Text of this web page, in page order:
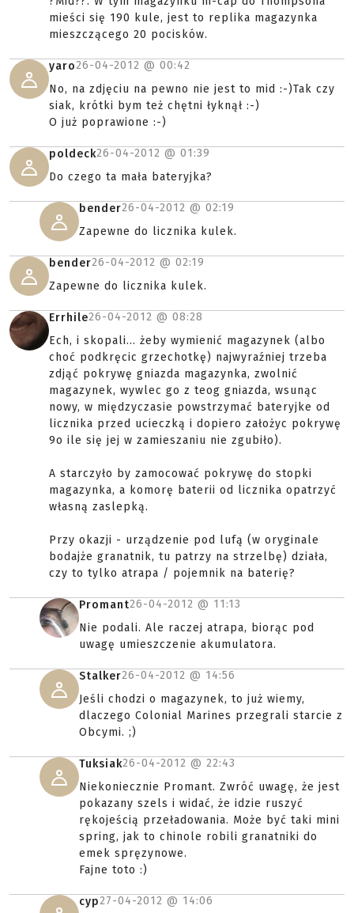
mieści się 190 kule, jest to replika magazynka
mieszczącego 20 pocisków.
yaro26-04-2012 @ 00:42
No, na zdjęciu na pewno nie jest to mid :-)Tak czy
siak, krótki bym też chętni łyknął :-)
O już poprawione :-)
poldeck26-04-2012 @ 01:39
Do czego ta mała bateryjka?
bender26-04-2012 @ 02:19
Zapewne do licznika kulek.
bender26-04-2012 @ 02:19
Zapewne do licznika kulek.
Errhile26-04-2012 @ 08:28
Ech, i skopali... żeby wymienić magazynek (albo
choć podkręcic grzechotkę) najwyraźniej trzeba
zdjąć pokrywę gniazda magazynka, zwolnić
magazynek, wywlec go z teog gniazda, wsunąc
nowy, w międzyczasie powstrzymać bateryjke od
licznika przed ucieczką i dopiero założyc pokrywę
9o ile się jej w zamieszaniu nie zgubiło).
A starczyło by zamocować pokrywę do stopki
magazynka, a komorę baterii od licznika opatrzyć
własną zaslepką.
Przy okazji - urządzenie pod lufą (w oryginale
bodajże granatnik, tu patrzy na strzelbę) działa,
czy to tylko atrapa / pojemnik na baterię?
Promant26-04-2012 @ 11:13
Nie podali. Ale raczej atrapa, biorąc pod
uwagę umieszczenie akumulatora.
Stalker26-04-2012 @ 14:56
Jeśli chodzi o magazynek, to już wiemy,
dlaczego Colonial Marines przegrali starcie z
Obcymi. ;)
Tuksiak26-04-2012 @ 22:43
Niekoniecznie Promant. Zwróć uwagę, że jest
pokazany szels i widać, że idzie ruszyć
rękojeścią przeładowania. Może być taki mini
spring, jak to chinole robili granatniki do
emek spręzynowe.
Fajne toto :)
cyp27-04-2012 @ 14:06